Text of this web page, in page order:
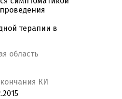
терапии в
область
КИ